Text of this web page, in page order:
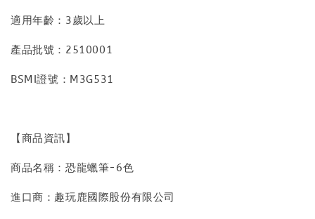
適用年齡：3歲以上
產品批號：2510001
BSMI證號：M3G531
【商品資訊】
商品名稱：恐龍蠟筆-6色
進口商：趣玩鹿國際股份有限公司